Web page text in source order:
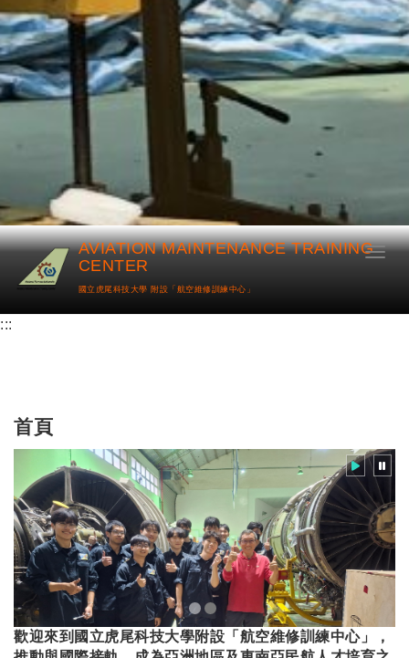
跳到主要內容
AVIATION MAINTENANCE TRAINING
CENTER
國立虎尾科技大學 附設「航空維修訓練中心」
:::
首頁
歡迎來到國立虎尾科技大學附設「航空維修訓練中心」，